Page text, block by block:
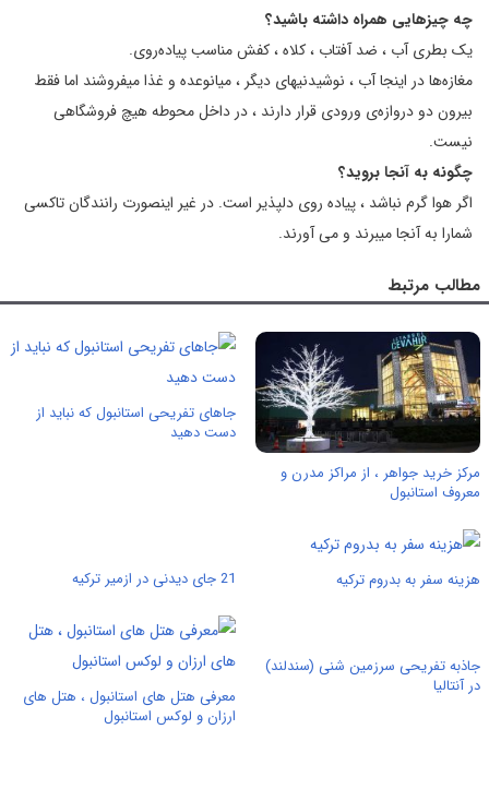
چه چیزهایی همراه داشته باشید؟
یک بطری آب ، ضد آفتاب ، کلاه ، کفش مناسب پیاده‌روی.
مغازه‌ها در اینجا آب ، نوشیدنیهای دیگر ، میانوعده و غذا میفروشند اما فقط
بیرون دو دروازه‌ی ورودی قرار دارند ، در داخل محوطه هیچ فروشگاهی
نیست.
چگونه به آنجا بروید؟
اگر هوا گرم نباشد ، پیاده روی دلپذیر است. در غیر اینصورت رانندگان تاکسی
شمارا به آنجا میبرند و می آورند.
مطالب مرتبط
مرکز خرید جواهر ، از مراکز مدرن و
معروف استانبول
جاهای تفریحی استانبول که نباید از
دست دهید
هزینه سفر به بدروم ترکیه 21 جای دیدنی در ازمیر ترکیه
جاذبه تفریحی سرزمین شنی (سندلند)
در آنتالیا
معرفی هتل های استانبول ، هتل های
ارزان و لوکس استانبول